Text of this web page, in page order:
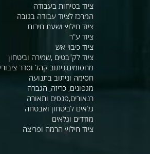
ציוד בטיחות בעבודה
המרכז לציוד עבודה בגובה
ציוד חילוץ ושעת חירום
ציוד ע"ר
ציוד כיבוי אש
ציוד לק"בטים ,שמירה וביטחון
מחסומים,ניתוב קהל וסדר ציבורי
חסימה וניתוב בתנועה
מגפונים, כריזה, הגברה
רנאורים,פנסים ותאורה
גלאים לביטחון ואבטחה
מודדים וגלאים
ציוד חילוץ הרמה ופריצה